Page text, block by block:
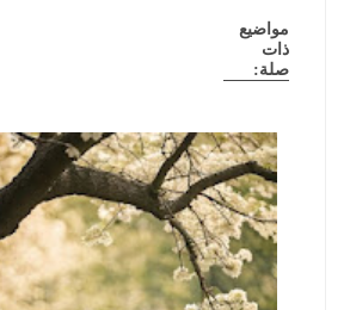
مواضيع
ذات
صلة: